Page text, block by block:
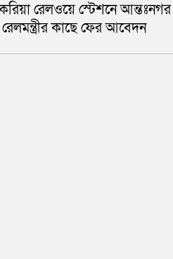
রেলওয়ে স্টেশনে আন্তঃনগর
রেলমন্ত্রীর কাছে ফের আবেদন